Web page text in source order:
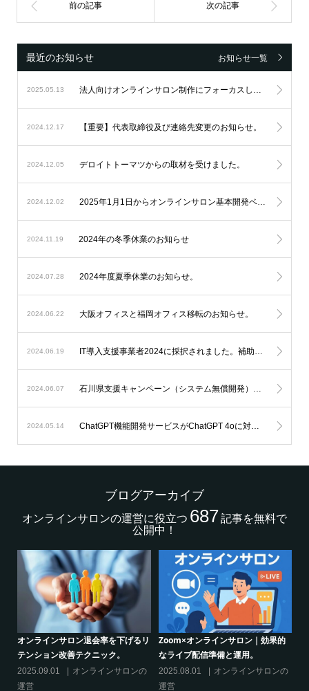
最近のお知らせ お知らせ一覧
2025.05.13 法人向けオンラインサロン制作にフォーカスし続け、設立6周年を迎えました。
2024.12.17 【重要】代表取締役及び連絡先変更のお知らせ。
2024.12.05 デロイトトーマツからの取材を受けました。
2024.12.02 2025年1月1日からオンラインサロン基本開発ベースシステムの料金改定を実施します。
2024.11.19 2024年の冬季休業のお知らせ
2024.07.28 2024年度夏季休業のお知らせ。
2024.06.22 大阪オフィスと福岡オフィス移転のお知らせ。
2024.06.19 IT導入支援事業者2024に採択されました。補助金を利用したオンラインサロン開発が可能になります。
2024.06.07 石川県支援キャンペーン（システム無償開発）延長のお知らせ。
2024.05.14 ChatGPT機能開発サービスがChatGPT 4oに対応します。
ブログアーカイブ
オンラインサロンの運営に役立つ 687記事を無料で
公開中！
クリエイター系オンラインサロンの
話題席巻-”マッシュル”について調べ
てみた!
2024.06.25
グルメ系オンラインサロンで密かな
ブーム-今、なぜ”たけのこご飯”が熱
いのか
2024.06.21